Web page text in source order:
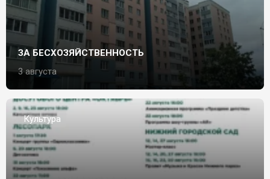
ЗА БЕСХОЗЯЙСТВЕННОСТЬ
3 августа
Культура